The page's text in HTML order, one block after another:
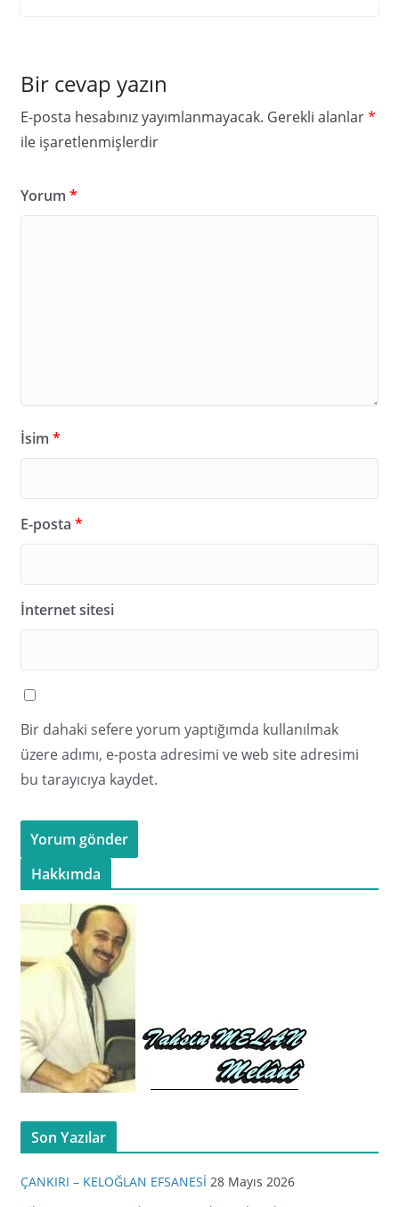
Bir cevap yazın
E-posta hesabınız yayımlanmayacak. Gerekli alanlar*
ile işaretlenmişlerdir
Yorum *
İsim *
E-posta *
İnternet sitesi
Bir dahaki sefere yorum yaptığımda kullanılmak
üzere adımı, e-posta adresimi ve web site adresimi
bu tarayıcıya kaydet.
Hakkımda
Son Yazılar
ÇANKIRI – KELOĞLAN EFSANESİ 28 Mayıs 2026